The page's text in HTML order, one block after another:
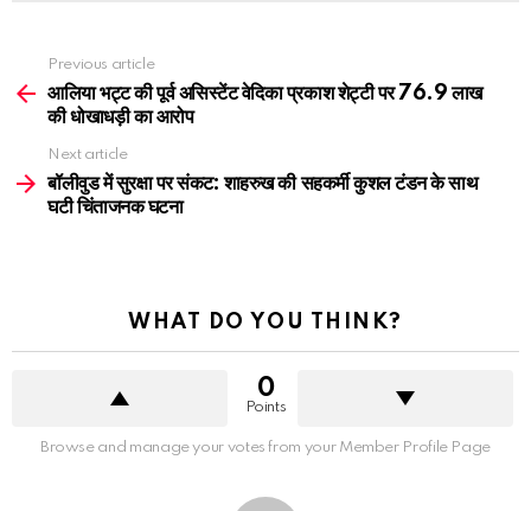
more
Previous article
आलिया भट्ट की पूर्व असिस्टेंट वेदिका प्रकाश शेट्टी पर 76.9 लाख
की धोखाधड़ी का आरोप
Next article
बॉलीवुड में सुरक्षा पर संकट: शाहरुख की सहकर्मी कुशल टंडन के साथ
घटी चिंताजनक घटना
WHAT DO YOU THINK?
0
Points
Browse and manage your votes from your Member Profile Page